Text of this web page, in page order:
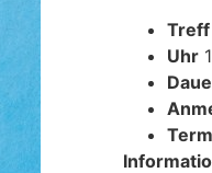
Treff
Uhr